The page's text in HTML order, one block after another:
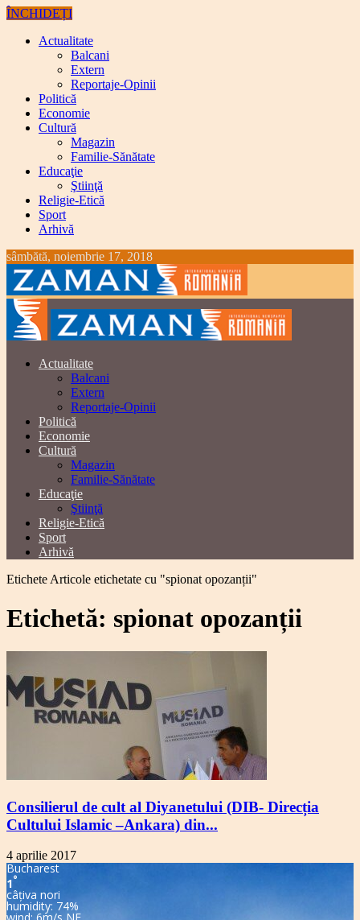
ÎNCHIDEȚI
Actualitate
Balcani
Extern
Reportaje-Opinii
Politică
Economie
Cultură
Magazin
Familie-Sănătate
Educaţie
Ştiinţă
Religie-Etică
Sport
Arhivă
sâmbătă, noiembrie 17, 2018
Actualitate
Balcani
Extern
Reportaje-Opinii
Politică
Economie
Cultură
Magazin
Familie-Sănătate
Educaţie
Ştiinţă
Religie-Etică
Sport
Arhivă
Etichete Articole etichetate cu "spionat opozanții"
Etichetă: spionat opozanții
Consilierul de cult al Diyanetului (DIB- Direcția
Cultului Islamic –Ankara) din...
4 aprilie 2017
Bucharest
1°
câțiva nori
humidity: 74%